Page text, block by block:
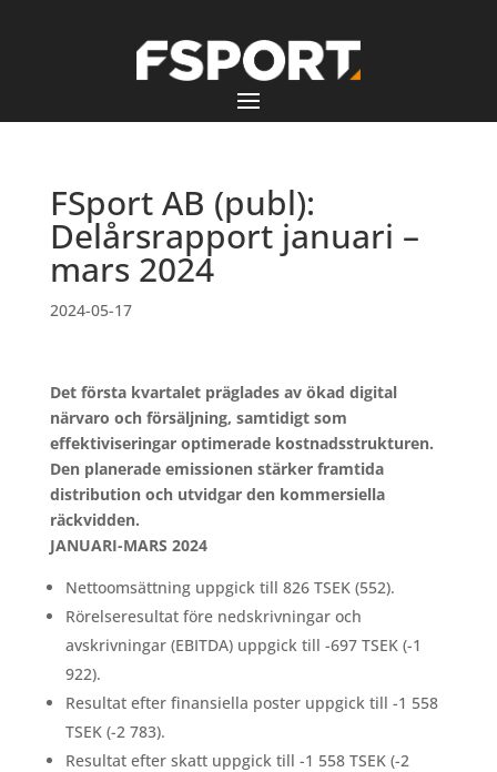
FSport AB (publ):
Delårsrapport januari –
mars 2024
2024-05-17
Det första kvartalet präglades av ökad digital
närvaro och försäljning, samtidigt som
effektiviseringar optimerade kostnadsstrukturen.
Den planerade emissionen stärker framtida
distribution och utvidgar den kommersiella
räckvidden.
JANUARI-MARS 2024
Nettoomsättning uppgick till 826 TSEK (552).
Rörelseresultat före nedskrivningar och
avskrivningar (EBITDA) uppgick till -697 TSEK (-1
922).
Resultat efter finansiella poster uppgick till -1 558
TSEK (-2 783).
Resultat efter skatt uppgick till -1 558 TSEK (-2